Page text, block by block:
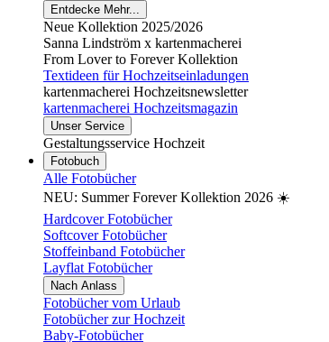
Entdecke Mehr...
Neue Kollektion 2025/2026
Sanna Lindström x kartenmacherei
From Lover to Forever Kollektion
Textideen für Hochzeitseinladungen
kartenmacherei Hochzeitsnewsletter
kartenmacherei Hochzeitsmagazin
Unser Service
Gestaltungsservice Hochzeit
Fotobuch
Alle Fotobücher
NEU: Summer Forever Kollektion 2026 ☀️
Hardcover Fotobücher
Softcover Fotobücher
Stoffeinband Fotobücher
Layflat Fotobücher
Nach Anlass
Fotobücher vom Urlaub
Fotobücher zur Hochzeit
Baby-Fotobücher